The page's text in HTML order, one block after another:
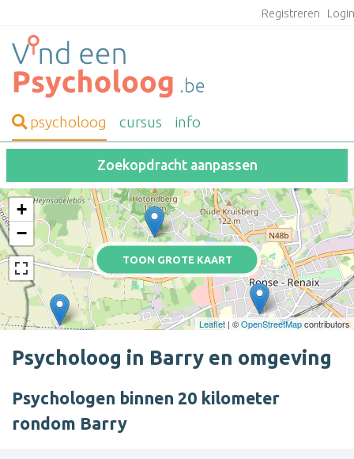
Registreren
psycholoog cursus info
Zoekopdracht aanpassen
TOON GROTE KAART
+
−
Leaflet | ©OpenStreetMapcontributors
Psycholoog in Barry en omgeving
Psychologen binnen 20 kilometer
rondom Barry